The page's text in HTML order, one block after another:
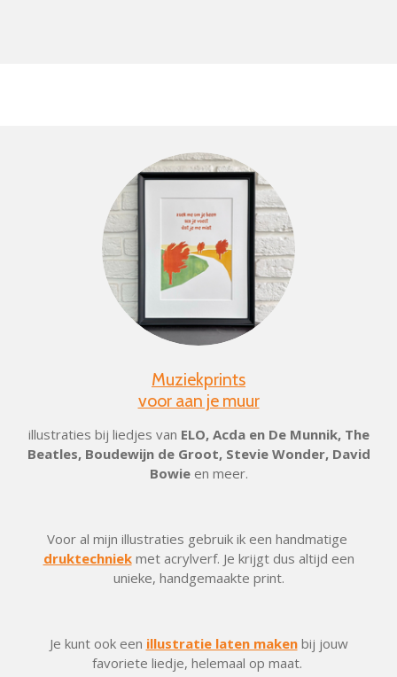
Muziekprints
voor aan je muur
illustraties bij liedjes van ELO, Acda en De Munnik, The
Beatles, Boudewijn de Groot, Stevie Wonder, David
Bowieen meer.
Voor al mijn illustraties gebruik ik een handmatige
druktechniek met acrylverf. Je krijgt dus altijd een
unieke, handgemaakte print.
Je kunt ook een illustratie laten makenbij jouw
favoriete liedje, helemaal op maat.